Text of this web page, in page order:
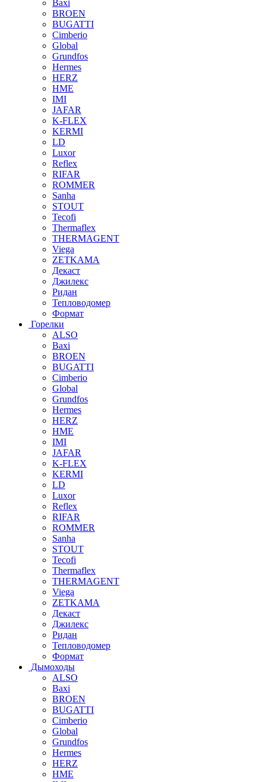
Baxi
BROEN
BUGATTI
Cimberio
Global
Grundfos
Hermes
HERZ
HME
IMI
JAFAR
K-FLEX
KERMI
LD
Luxor
Reflex
RIFAR
ROMMER
Sanha
STOUT
Tecofi
Thermaflex
THERMAGENT
Viega
ZETKAMA
Декаст
Джилекс
Ридан
Тепловодомер
Формат
Горелки
ALSO
Baxi
BROEN
BUGATTI
Cimberio
Global
Grundfos
Hermes
HERZ
HME
IMI
JAFAR
K-FLEX
KERMI
LD
Luxor
Reflex
RIFAR
ROMMER
Sanha
STOUT
Tecofi
Thermaflex
THERMAGENT
Viega
ZETKAMA
Декаст
Джилекс
Ридан
Тепловодомер
Формат
Дымоходы
ALSO
Baxi
BROEN
BUGATTI
Cimberio
Global
Grundfos
Hermes
HERZ
HME